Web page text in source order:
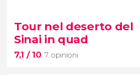
605 opinioni
eredità culturale di Alessandria
escursione dal
Tour nel deserto del
Sinai in quad
7,1 / 10 7 opinioni